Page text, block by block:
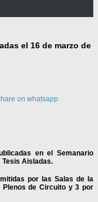
el 16 de marzo de
en el Semanario
Aisladas.
por las Salas de la
de Circuito y 3 por